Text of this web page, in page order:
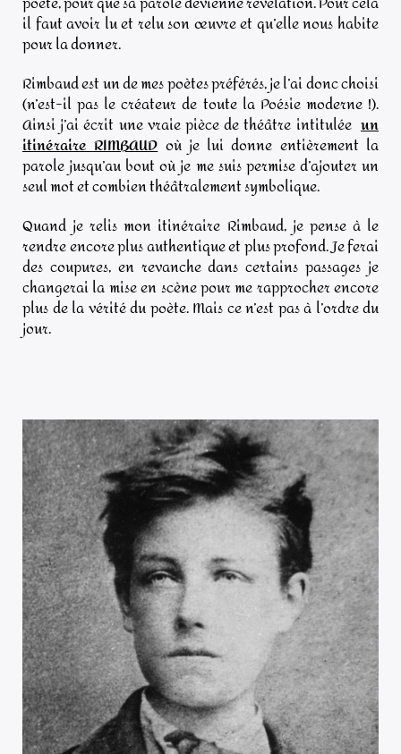
il faut avoir lu et relu son œuvre et qu’elle nous habite
pour la donner.
Rimbaud est un de mes poètes préférés, je l’ai donc choisi
(n’est-il pas le créateur de toute la Poésie moderne !).
Ainsi j’ai écrit une vraie pièce de théâtre intitulée un
itinéraire RIMBAUD où je lui donne entièrement la
parole jusqu’au bout où je me suis permise d’ajouter un
seul mot et combien théâtralement symbolique.
Quand je relis mon itinéraire Rimbaud, je pense à le
rendre encore plus authentique et plus profond. Je ferai
des coupures, en revanche dans certains passages je
changerai la mise en scène pour me rapprocher encore
plus de la vérité du poète. Mais ce n’est pas à l’ordre du
jour.